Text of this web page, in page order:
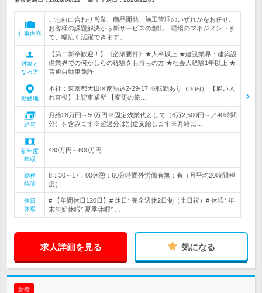
仕事内容
ご志向に合わせ営業、商品開発、施工管理のいずれかをお任せ。
お客様の課題解決から新サービスの創出、現場のマネジメントま
で、幅広く活躍できます。
対象と
なる方
【第二新卒歓迎！】《必須要件》★大卒以上 ★建設業界・建築設
備業界での何かしらの経験をお持ちの方 ★社会人経験1年以上 ★
普通自動車免許
勤務地
本社：東京都大田区南馬込2-29-17 ※転勤あり（国内） 【雇い入
れ直後】上記事業所 【変更の範…
給与
月給28万円～50万円※固定残業代として（6万2,500円～／40時間
分）を含みます※超過分は別途支給します※月給に…
初年度
年収
480万円～600万円
勤務
時間
8：30～17：00休憩：60分時間外労働有無：有（月平均20時間程
度）
休日
休暇
# 【年間休日120日】# 休日* 完全週休2日制（土日祝）# 休暇* 年
末年始休暇* 夏季休暇* …
求人詳細を見る 気になる
新着